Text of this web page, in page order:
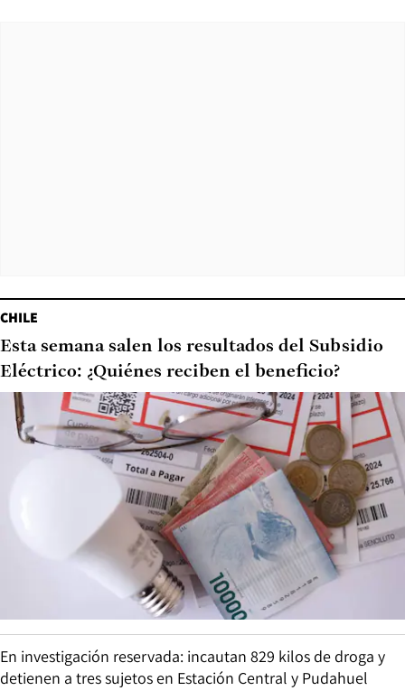
CHILE
Esta semana salen los resultados del Subsidio
Eléctrico: ¿Quiénes reciben el beneficio?
En investigación reservada: incautan 829 kilos de droga y
detienen a tres sujetos en Estación Central y Pudahuel